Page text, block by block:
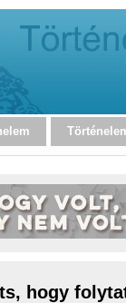
hogy